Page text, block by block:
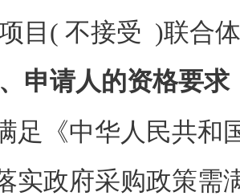
目( 不接受 )联合
申请人的资格要求
足《中华人民共和
实政府采购政策需